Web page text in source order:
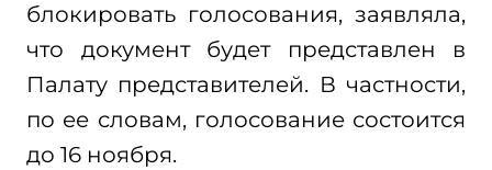
блокировать голосования, заявляла,
что документ будет представлен в
Палату представителей. В частности,
по ее словам, голосование состоится
до 16 ноября.